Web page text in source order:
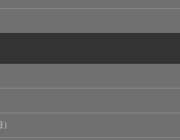
う個人情報を、厳正な管理の下
人情報への不正アクセス・紛
漏洩等を防止するため、必要か
ついて】
目的】達成に必要な範囲で、取
ることがあります。
ては、一般社団法人メディカル
の管理について責任を有しま